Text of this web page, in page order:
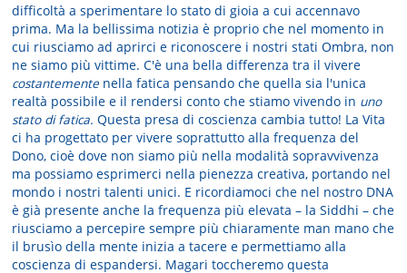
difficoltà a sperimentare lo stato di gioia a cui accennavo
prima. Ma la bellissima notizia è proprio che nel momento in
cui riusciamo ad aprirci e riconoscere i nostri stati Ombra, non
ne siamo più vittime. C'è una bella differenza tra il vivere
costantemente nella fatica pensando che quella sia l'unica
realtà possibile e il rendersi conto che stiamo vivendo in uno
stato di fatica. Questa presa di coscienza cambia tutto! La Vita
ci ha progettato per vivere soprattutto alla frequenza del
Dono, cioè dove non siamo più nella modalità sopravvivenza
ma possiamo esprimerci nella pienezza creativa, portando nel
mondo i nostri talenti unici. E ricordiamoci che nel nostro DNA
è già presente anche la frequenza più elevata – la Siddhi – che
riusciamo a percepire sempre più chiaramente man mano che
il brusìo della mente inizia a tacere e permettiamo alla
coscienza di espandersi. Magari toccheremo questa